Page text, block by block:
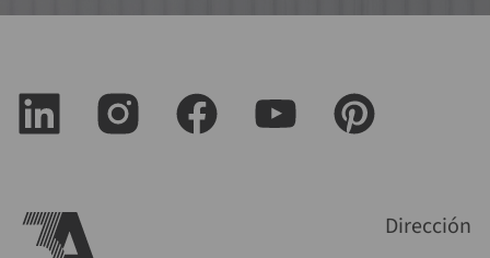
Dirección